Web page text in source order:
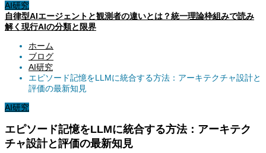
AI研究
自律型AIエージェントと観測者の違いとは？統一理論枠組みで読み
解く現行AIの分類と限界
ホーム
ブログ
AI研究
エピソード記憶をLLMに統合する方法：アーキテクチャ設計と
評価の最新知見
AI研究
エピソード記憶をLLMに統合する方法：アーキテク
チャ設計と評価の最新知見